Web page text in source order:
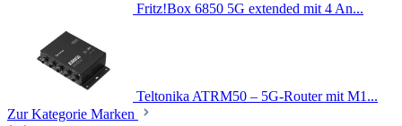
Fritz!Box 6850 5G extended mit 4 An...
Teltonika ATRM50 – 5G-Router mit M1...
Zur Kategorie Marken